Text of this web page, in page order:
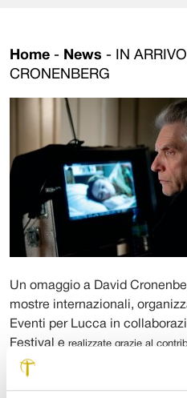
Home - News -
IN
CRONENBERG
Un omaggio a David
mostre internazionali,
Eventi per Lucca in
Festival e realizzate grazie al
dal Toronto International Film